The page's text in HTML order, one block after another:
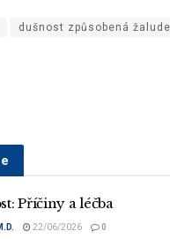
dušnost způsobená
Příčiny a léčba
22/06/2026 0